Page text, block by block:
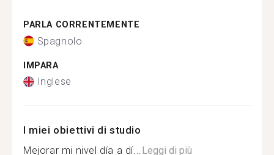
PARLA CORRENTEMENTE
Spagnolo
IMPARA
Inglese
I miei obiettivi di studio
Mejorar mi nivel día a dí...Leggi di più